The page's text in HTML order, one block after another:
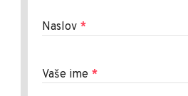
Naslov *
Vaše ime *